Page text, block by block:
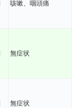
咳嗽、咽頭痛
無症状
無症状